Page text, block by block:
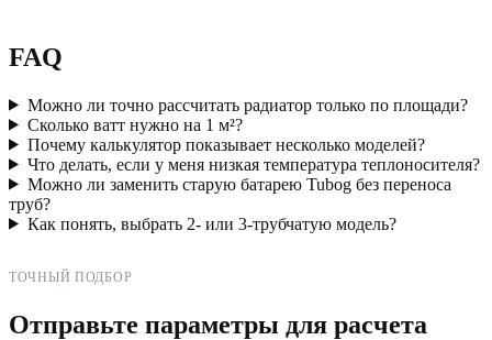
FAQ
Можно ли точно рассчитать радиатор только по площади?
Сколько ватт нужно на 1 м²?
Почему калькулятор показывает несколько моделей?
Что делать, если у меня низкая температура теплоносителя?
Можно ли заменить старую батарею Tubog без переноса
труб?
Как понять, выбрать 2- или 3-трубчатую модель?
ТОЧНЫЙ ПОДБОР
Отправьте параметры для расчета